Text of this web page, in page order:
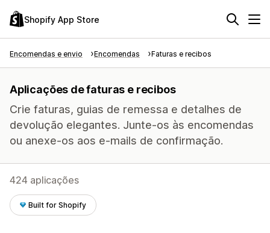
Shopify App Store
Encomendas e envio Encomendas Faturas e recibos
Aplicações de faturas e recibos
Crie faturas, guias de remessa e detalhes de
devolução elegantes. Junte-os às encomendas
ou anexe-os aos e-mails de confirmação.
424 aplicações
Built for Shopify